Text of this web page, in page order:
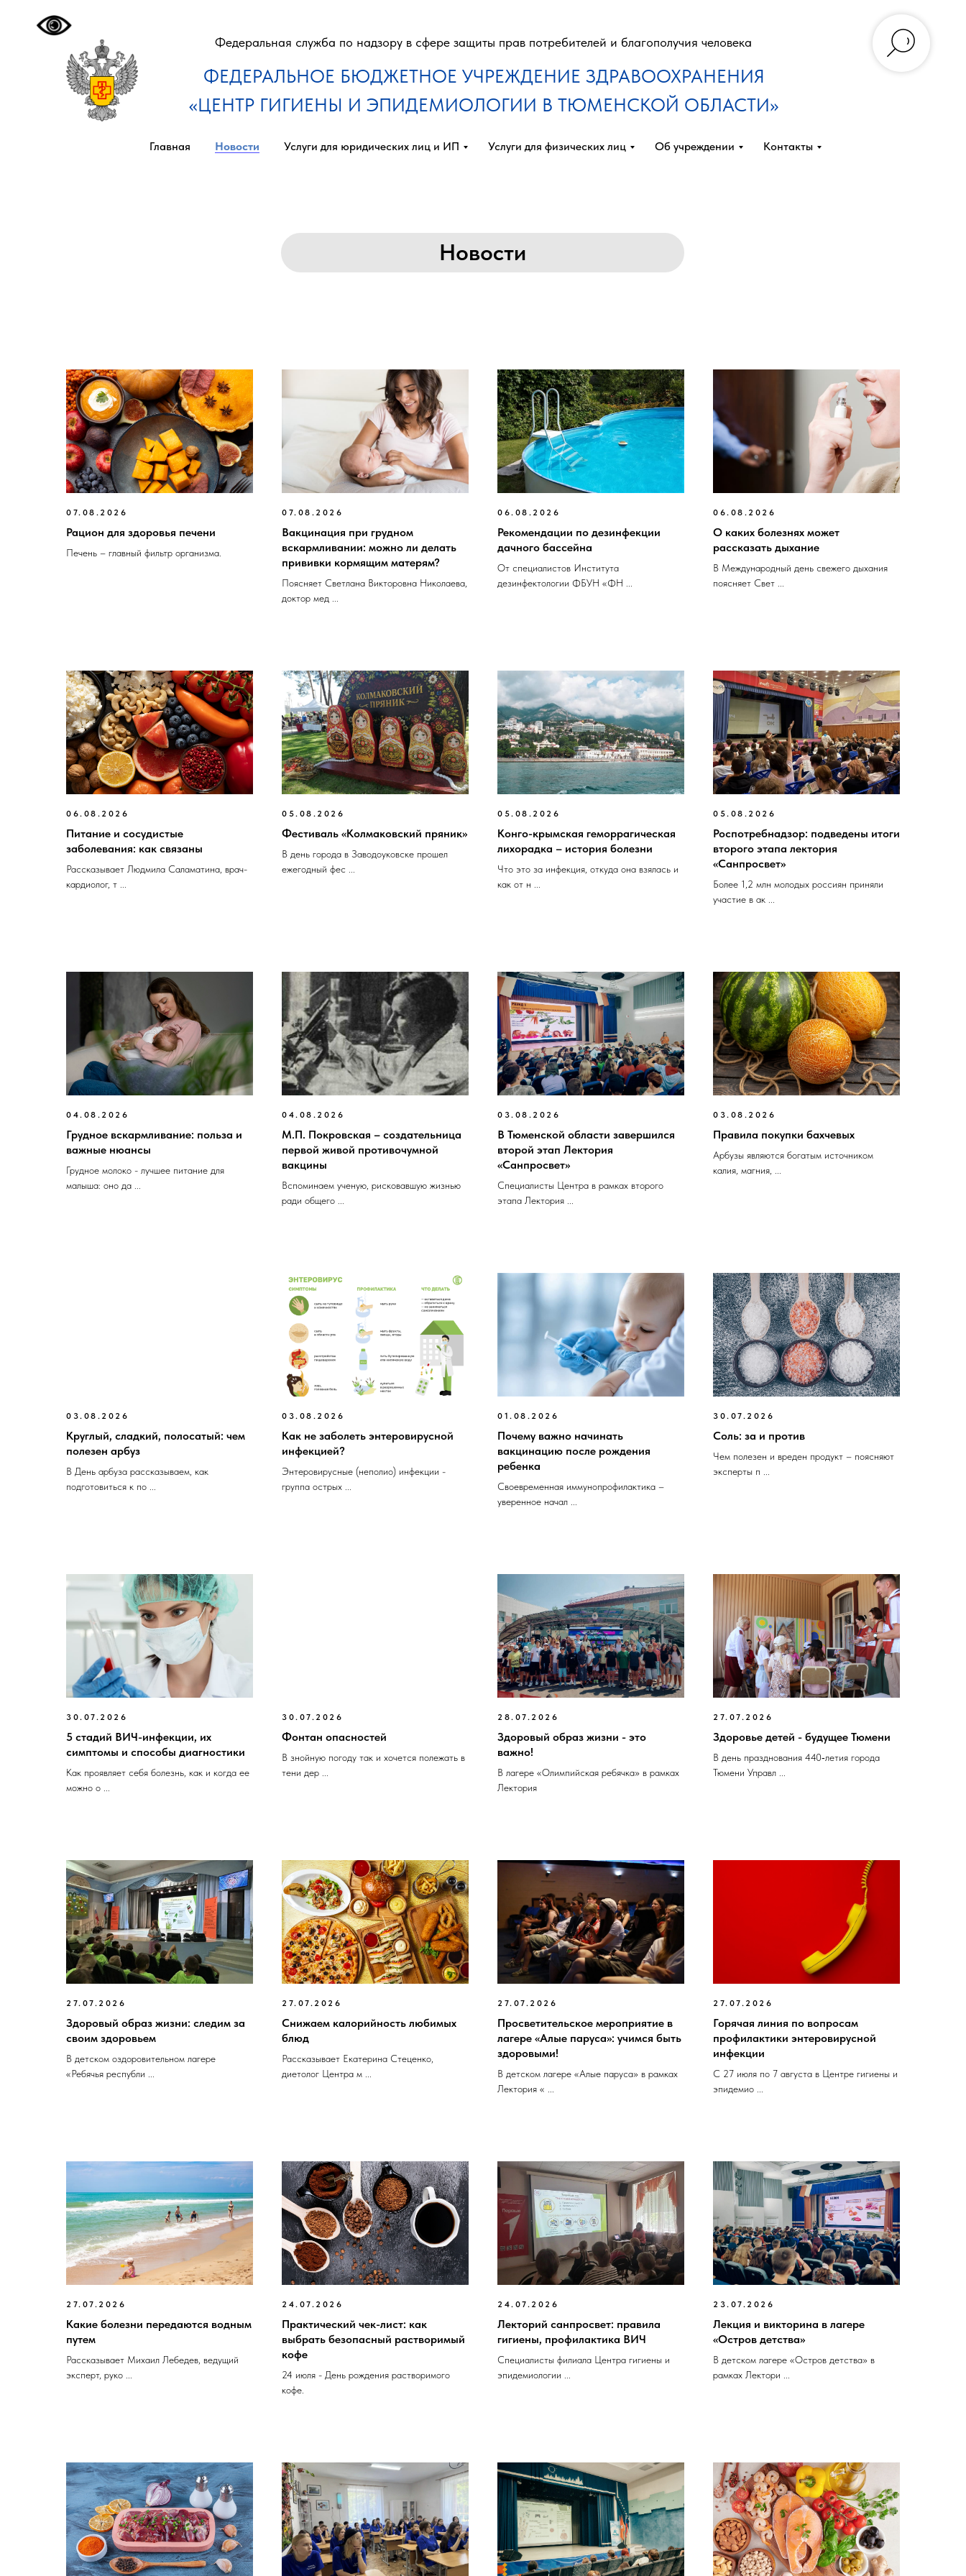
Федеральная служба по надзору в сфере защиты прав потребителей и благополучия человека
ФЕДЕРАЛЬНОЕ БЮДЖЕТНОЕ УЧРЕЖДЕНИЕ ЗДРАВООХРАНЕНИЯ
«ЦЕНТР ГИГИЕНЫ И ЭПИДЕМИОЛОГИИ В ТЮМЕНСКОЙ ОБЛАСТИ»
Главная Новости Услуги для юридических лиц и ИП Услуги для физических лиц Об учреждении Контакты
Новости
07.08.2026
Рацион для здоровья печени
Печень – главный фильтр организма.
07.08.2026
Вакцинация при грудном
вскармливании: можно ли делать
прививки кормящим матерям?
Поясняет Светлана Викторовна Николаева,
доктор мед ...
06.08.2026
Рекомендации по дезинфекции
дачного бассейна
От специалистов Института
дезинфектологии ФБУН «ФН ...
06.08.2026
О каких болезнях может
рассказать дыхание
В Международный день свежего дыхания
поясняет Свет ...
06.08.2026
Питание и сосудистые
заболевания: как связаны
Рассказывает Людмила Саламатина, врач-
кардиолог, т ...
05.08.2026
Фестиваль «Колмаковский пряник»
В день города в Заводоуковске прошел
ежегодный фес ...
05.08.2026
Конго-крымская геморрагическая
лихорадка – история болезни
Что это за инфекция, откуда она взялась и
как от н ...
05.08.2026
Роспотребнадзор: подведены итоги
второго этапа лектория
«Санпросвет»
Более 1,2 млн молодых россиян приняли
участие в ак ...
04.08.2026
Грудное вскармливание: польза и
важные нюансы
Грудное молоко - лучшее питание для
малыша: оно да ...
04.08.2026
М.П. Покровская – создательница
первой живой противочумной
вакцины
Вспоминаем ученую, рисковавшую жизнью
ради общего ...
03.08.2026
В Тюменской области завершился
второй этап Лектория
«Санпросвет»
Специалисты Центра в рамках второго
этапа Лектория ...
03.08.2026
Правила покупки бахчевых
Арбузы являются богатым источником
калия, магния, ...
03.08.2026
Круглый, сладкий, полосатый: чем
полезен арбуз
В День арбуза рассказываем, как
подготовиться к по ...
03.08.2026
Как не заболеть энтеровирусной
инфекцией?
Энтеровирусные (неполио) инфекции -
группа острых ...
01.08.2026
Почему важно начинать
вакцинацию после рождения
ребенка
Своевременная иммунопрофилактика –
уверенное начал ...
30.07.2026
Соль: за и против
Чем полезен и вреден продукт – поясняют
эксперты п ...
30.07.2026
5 стадий ВИЧ-инфекции, их
симптомы и способы диагностики
Как проявляет себя болезнь, как и когда ее
можно о ...
30.07.2026
Фонтан опасностей
В знойную погоду так и хочется полежать в
тени дер ...
28.07.2026
Здоровый образ жизни - это
важно!
В лагере «Олимпийская ребячка» в рамках
Лектория
27.07.2026
Здоровье детей - будущее Тюмени
В день празднования 440‑летия города
Тюмени Управл ...
27.07.2026
Здоровый образ жизни: следим за
своим здоровьем
В детском оздоровительном лагере
«Ребячья республи ...
27.07.2026
Снижаем калорийность любимых
блюд
Рассказывает Екатерина Стеценко,
диетолог Центра м ...
27.07.2026
Просветительское мероприятие в
лагере «Алые паруса»: учимся быть
здоровыми!
В детском лагере «Алые паруса» в рамках
Лектория « ...
27.07.2026
Горячая линия по вопросам
профилактики энтеровирусной
инфекции
С 27 июля по 7 августа в Центре гигиены и
эпидемио ...
27.07.2026
Какие болезни передаются водным
путем
Рассказывает Михаил Лебедев, ведущий
эксперт, руко ...
24.07.2026
Практический чек-лист: как
выбрать безопасный растворимый
кофе
24 июля - День рождения растворимого
кофе.
24.07.2026
Лекторий санпросвет: правила
гигиены, профилактика ВИЧ
Специалисты филиала Центра гигиены и
эпидемиологии ...
23.07.2026
Лекция и викторина в лагере
«Остров детства»
В детском лагере «Остров детства» в
рамках Лектори ...